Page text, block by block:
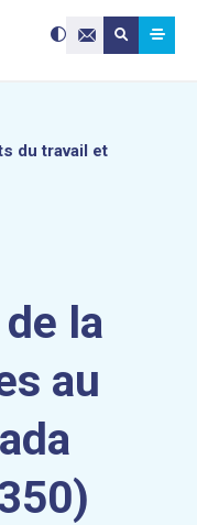
Contactez-
Search site:
Submit
Utilisez
les
flèches
haut
du travail et
la
au